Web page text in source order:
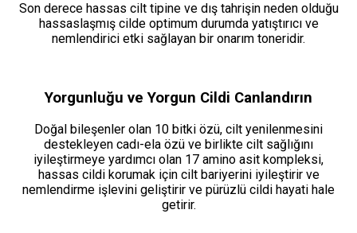
Son derece hassas cilt tipine ve dış tahrişin neden olduğu
hassaslaşmış cilde optimum durumda yatıştırıcı ve
nemlendirici etki sağlayan bir onarım toneridir.
Yorgunluğu ve Yorgun Cildi Canlandırın
Doğal bileşenler olan 10 bitki özü, cilt yenilenmesini
destekleyen cadı-ela özü ve birlikte cilt sağlığını
iyileştirmeye yardımcı olan 17 amino asit kompleksi,
hassas cildi korumak için cilt bariyerini iyileştirir ve
nemlendirme işlevini geliştirir ve pürüzlü cildi hayati hale
getirir.